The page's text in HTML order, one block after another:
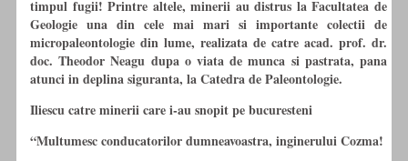
timpul fugii! Printre altele, minerii au distrus la Facultatea de
Geologie una din cele mai mari si importante colectii de
micropaleontologie din lume, realizata de catre acad. prof. dr.
doc. Theodor Neagu dupa o viata de munca si pastrata, pana
atunci in deplina siguranta, la Catedra de Paleontologie.
Iliescu catre minerii care i-au snopit pe bucuresteni
“Multumesc conducatorilor dumneavoastra, inginerului Cozma!